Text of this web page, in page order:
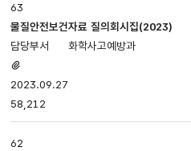
63
물질안전보건자료 질의회시집(2023)
화학사고예방과
있음
2023.09.27
58,212
62